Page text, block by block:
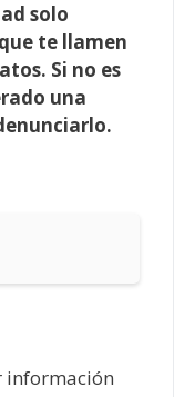
solo
te llamen
Si no es
una
información